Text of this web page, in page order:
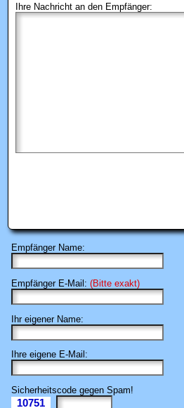
Ihre Nachricht an den Empfänger:
Empfänger Name:
Empfänger E-Mail: (Bitte exakt)
Ihr eigener Name:
Ihre eigene E-Mail:
Sicherheitscode gegen Spam!
10751